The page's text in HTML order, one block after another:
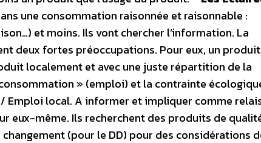
une consommation raisonnée et raisonnable :
et moins. Ils vont chercher l’information. La
deux fortes préoccupations. Pour eux, un produit
localement et avec une juste répartition de la
» (emploi) et la contrainte
Emploi local. A informer et impliquer comme
eux-même. Ils recherchent des produits de
(pour le DD) pour des considérations